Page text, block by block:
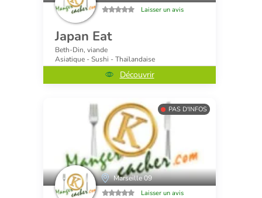
Laisser un avis
Japan Eat
Beth-Din, viande
Asiatique - Sushi - Thaïlandaise
Découvrir
PAS D'INFOS
Marseille 09
Laisser un avis